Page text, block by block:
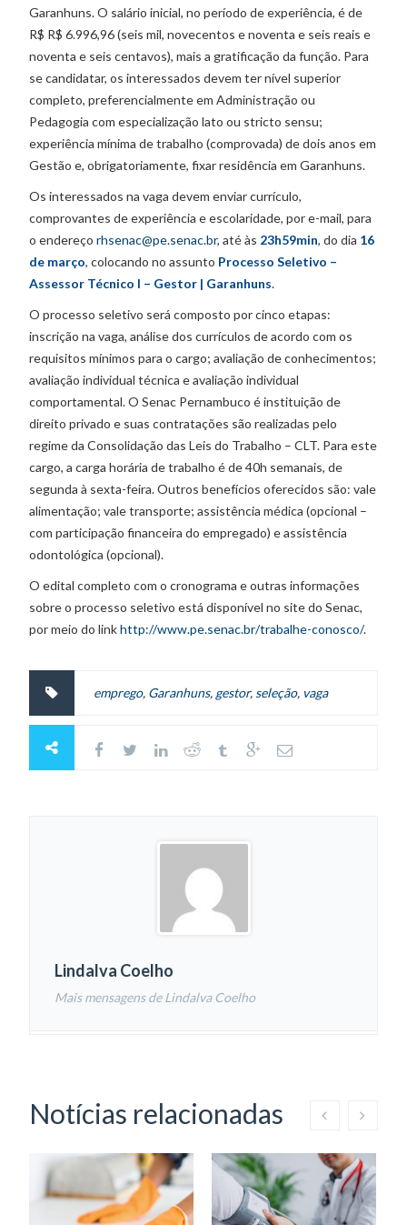
Garanhuns. O salário inicial, no período de experiência, é de
R$ R$ 6.996,96 (seis mil, novecentos e noventa e seis reais e
noventa e seis centavos), mais a gratificação da função. Para
se candidatar, os interessados devem ter nível superior
completo, preferencialmente em Administração ou
Pedagogia com especialização lato ou stricto sensu;
experiência mínima de trabalho (comprovada) de dois anos em
Gestão e, obrigatoriamente, fixar residência em Garanhuns.
Os interessados na vaga devem enviar currículo,
comprovantes de experiência e escolaridade, por e-mail, para
o endereçorhsenac@pe.senac.br, até às 23h59min, do dia 16
de março, colocando no assunto Processo Seletivo –
Assessor Técnico I – Gestor | Garanhuns.
O processo seletivo será composto por cinco etapas:
inscrição na vaga, análise dos currículos de acordo com os
requisitos mínimos para o cargo; avaliação de conhecimentos;
avaliação individual técnica e avaliação individual
comportamental. O Senac Pernambuco é instituição de
direito privado e suas contratações são realizadas pelo
regime da Consolidação das Leis do Trabalho – CLT. Para este
cargo, a carga horária de trabalho é de 40h semanais, de
segunda à sexta-feira. Outros benefícios oferecidos são: vale
alimentação; vale transporte; assistência médica (opcional –
com participação financeira do empregado) e assistência
odontológica (opcional).
O edital completo com o cronograma e outras informações
sobre o processo seletivo está disponível no site do Senac,
por meio do linkhttp://www.pe.senac.br/trabalhe-conosco/.
emprego, Garanhuns,gestor,seleção, vaga
Lindalva Coelho
Mais mensagens de Lindalva Coelho
Notícias relacionadas